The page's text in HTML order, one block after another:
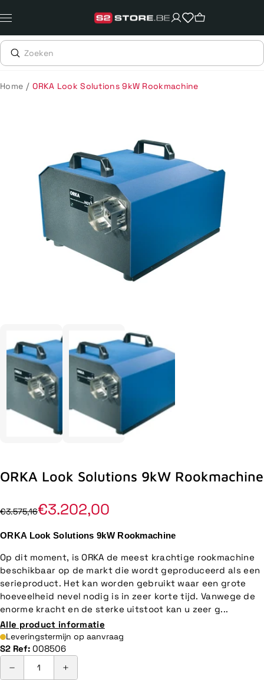
naar
content
Home / ORKA Look Solutions 9kW Rookmachine
ORKA Look Solutions 9kW Rookmachine
€3.575,16€3.202,00
ORKA Look Solutions 9kW Rookmachine
Op dit moment, is ORKA de meest krachtige rookmachine
beschikbaar op de markt die wordt geproduceerd als een
serieproduct. Het kan worden gebruikt waar een grote
hoeveelheid nevel nodig is in zeer korte tijd. Vanwege de
enorme kracht en de sterke uitstoot kan u zeer g...
Alle product informatie
Leveringstermijn op aanvraag
S2 Ref: 008506